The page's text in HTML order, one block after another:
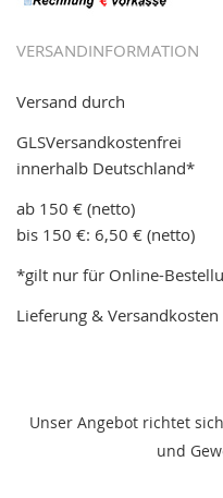
VERSANDINFORMATION
Versand durch
GLSVersandkostenfrei
innerhalb Deutschland*
ab 150 € (netto)
bis 150 €: 6,50 € (netto)
*gilt nur für Online-
Lieferung & Versandkosten
Unser Angebot richtet
und